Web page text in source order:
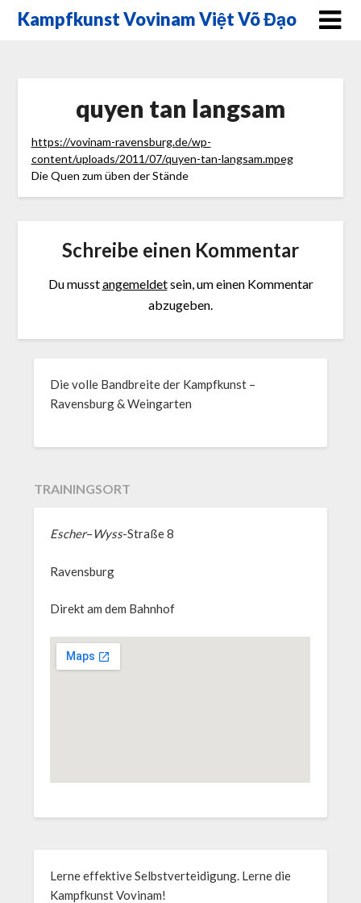
SkipKampfkunst Vovinam Việt Võ Đạo
quyen tan langsam
https://vovinam-ravensburg.de/wp-
content/uploads/2011/07/quyen-tan-langsam.mpeg
Die Quen zum üben der Stände
Schreibe einen Kommentar
Du musstangemeldetsein, um einen Kommentar
abzugeben.
Die volle Bandbreite der Kampfkunst –
Ravensburg & Weingarten
TRAININGSORT
Escher–Wyss-Straße 8
Ravensburg
Direkt am dem Bahnhof
Lerne effektive Selbstverteidigung. Lerne die
Kampfkunst Vovinam!